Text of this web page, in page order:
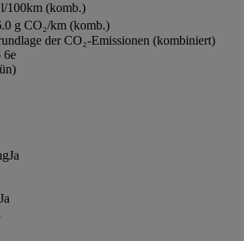
100km (komb.)
g CO₂/km (komb.)
der CO₂-Emissionen (kombiniert)
6e
Ja
Ja